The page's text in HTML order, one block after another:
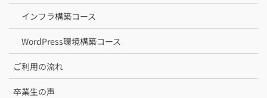
インフラ構築コース
WordPress環境構築コース
ご利用の流れ
卒業生の声